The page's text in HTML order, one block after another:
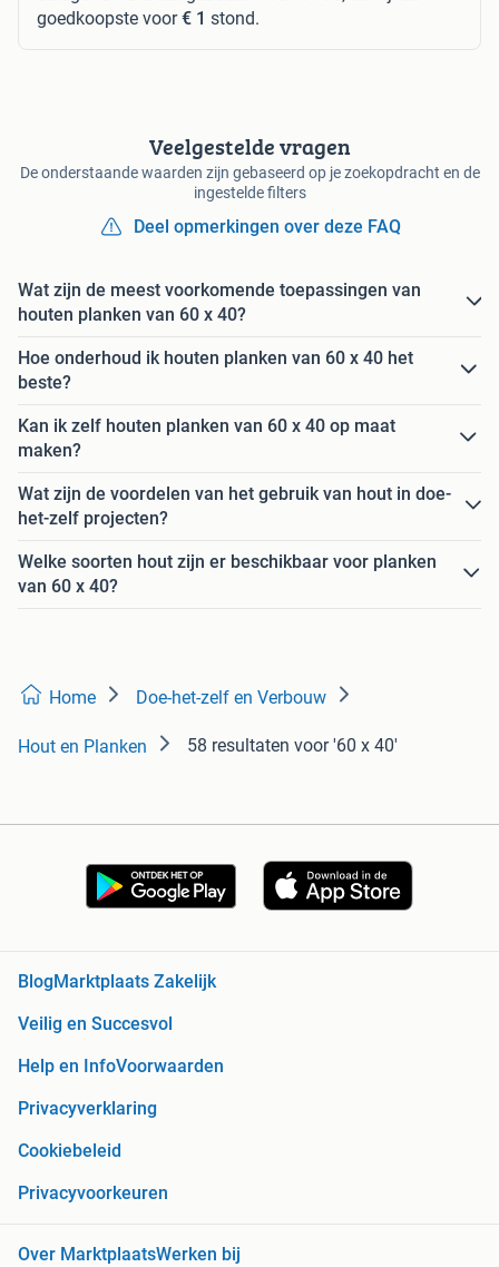
goedkoopste voor€ 1 stond.
Veelgestelde vragen
De onderstaande waarden zijn gebaseerd op je zoekopdracht en de
ingestelde filters
Deel opmerkingen over deze FAQ
Wat zijn de meest voorkomende toepassingen van
houten planken van 60 x 40?
Hoe onderhoud ik houten planken van 60 x 40 het
beste?
Kan ik zelf houten planken van 60 x 40 op maat
maken?
Wat zijn de voordelen van het gebruik van hout in doe-
het-zelf projecten?
Welke soorten hout zijn er beschikbaar voor planken
van 60 x 40?
Home Doe-het-zelf en Verbouw
Hout en Planken 58 resultaten voor '60 x 40'
BlogMarktplaats Zakelijk
Veilig en Succesvol
Help en InfoVoorwaarden
Privacyverklaring
Cookiebeleid
Privacyvoorkeuren
Over MarktplaatsWerken bij